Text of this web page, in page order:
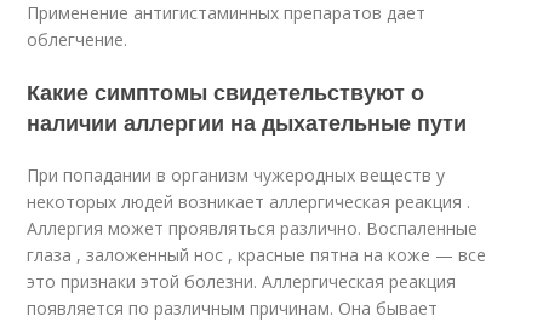
Применение антигистаминных препаратов дает
облегчение.
Какие симптомы свидетельствуют о
наличии аллергии на дыхательные пути
При попадании в организм чужеродных веществ у
некоторых людей возникает аллергическая реакция .
Аллергия может проявляться различно. Воспаленные
глаза , заложенный нос , красные пятна на коже — все
это признаки этой болезни. Аллергическая реакция
появляется по различным причинам. Она бывает